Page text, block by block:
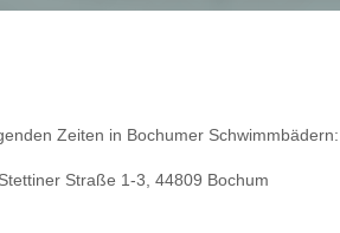
Zeiten in Bochumer Schwimmbädern:
Straße 1-3, 44809 Bochum